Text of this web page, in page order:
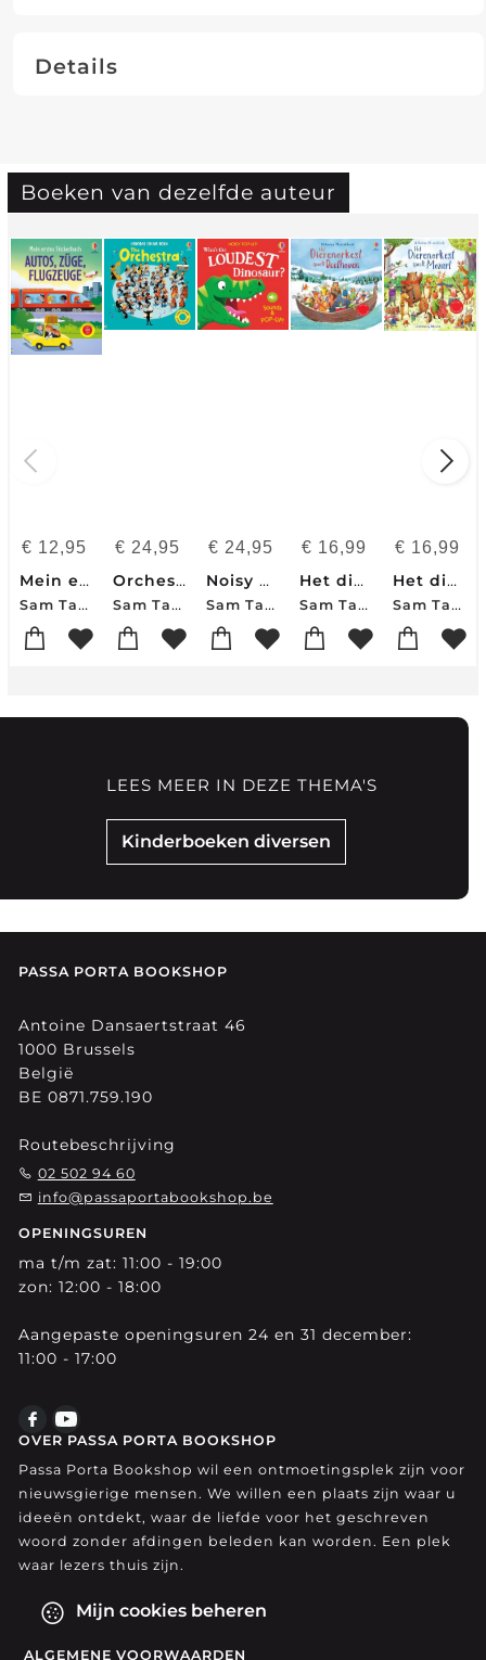
Details
Boeken van dezelfde auteur
€ 12,95
Mein erstes Stickerbuch: Autos, Züge, Flugzeuge
Sam Taplin-Simon Tudhope-Sam Smith
€ 24,95
Orchestra
Sam Taplin
€ 24,95
Noisy Pop-Up: Who's the Loudest Dinosaur?
Sam Taplin
€ 16,99
Het dierenorkest speelt Beethoven
Sam Taplin
€ 16,99
Het dierenorkest speelt Mozart
Sam Taplin
Kinderboeken diversen
LEES MEER IN DEZE THEMA'S
PASSA PORTA BOOKSHOP
Antoine Dansaertstraat 46
1000 Brussels
België
BE 0871.759.190
Routebeschrijving
02 502 94 60
info@passaportabookshop.be
OPENINGSUREN
ma t/m zat: 11:00 - 19:00
zon: 12:00 - 18:00
Aangepaste openingsuren 24 en 31 december:
11:00 - 17:00
OVER PASSA PORTA BOOKSHOP
Passa Porta Bookshop wil een ontmoetingsplek zijn voor
nieuwsgierige mensen. We willen een plaats zijn waar u
ideeën ontdekt, waar de liefde voor het geschreven
woord zonder afdingen beleden kan worden. Een plek
waar lezers thuis zijn.
Mijn cookies beheren
ALGEMENE VOORWAARDEN